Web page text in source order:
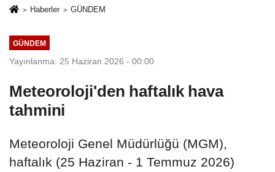
Haberler GÜNDEM
GÜNDEM
Yayınlanma: 25 Haziran 2026 - 00:00
Meteoroloji'den haftalık hava
tahmini
Meteoroloji Genel Müdürlüğü (MGM),
haftalık (25 Haziran - 1 Temmuz 2026)